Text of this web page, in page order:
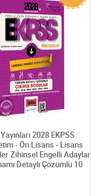
2028 EKPSS
- Ön Lisans - Lisans
Zihinsel Engelli Adaylar
Detaylı Çözümlü 10